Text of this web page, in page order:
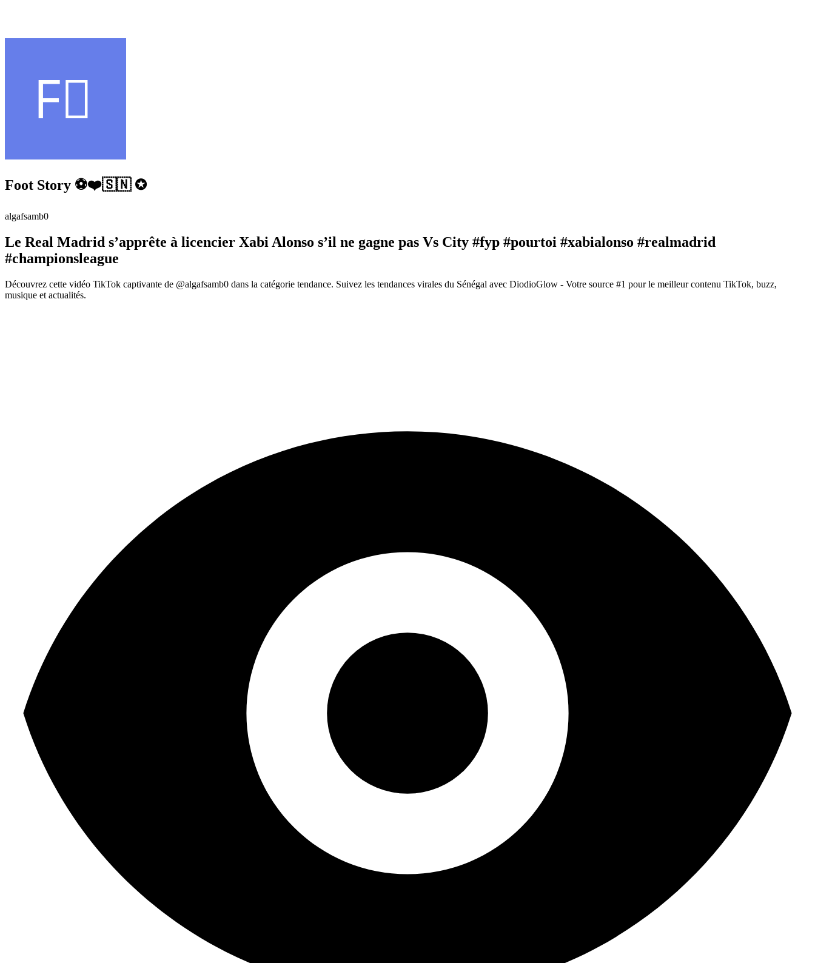
Foot Story ⚽️❤️🇸🇳 ✪
algafsamb0
Le Real Madrid s’apprête à licencier Xabi Alonso s’il ne gagne pas Vs City #fyp #pourtoi #xabialonso #realmadrid
#championsleague
Découvrez cette vidéo TikTok captivante de @algafsamb0 dans la catégorie tendance. Suivez les tendances virales du Sénégal avec DiodioGlow - Votre source #1 pour le meilleur contenu TikTok, buzz,
musique et actualités.